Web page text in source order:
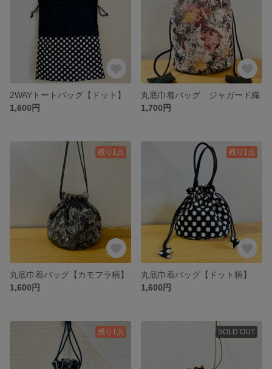
2WAYトートバッグ【ドット】
1,600円
丸底巾着バッグ ジャガード織
1,700円
残り1点
丸底巾着バッグ【カモフラ柄】
1,600円
残り1点
丸底巾着バッグ【ドット柄】
1,600円
残り1点 SOLD OUT